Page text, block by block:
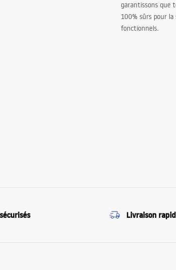
garantissons que
100% sûrs pour
fonctionnels.
Livraison